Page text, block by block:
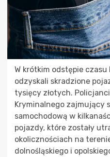
W krótkim odstępie
odzyskali skradzione
tysięcy złotych.
Kryminalnego zajmujący
samochodową w
pojazdy, które zostały
okolicznościach na
dolnośląskiego i